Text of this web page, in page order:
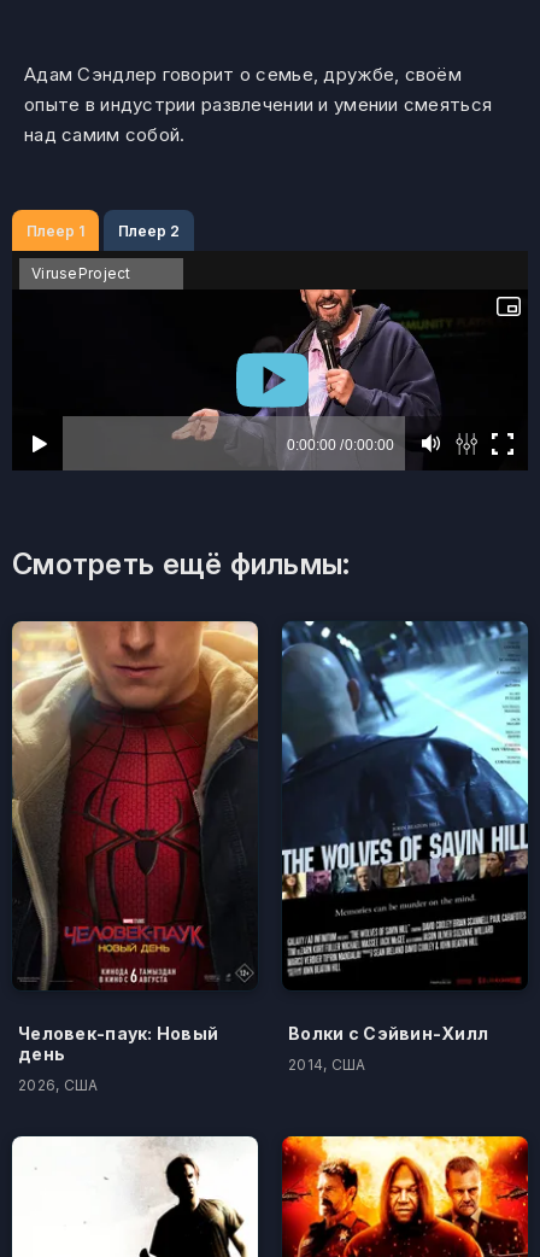
Адам Сэндлер говорит о семье, дружбе, своём
опыте в индустрии развлечении и умении смеяться
над самим собой.
Плеер 1 Плеер 2
ViruseProject
Смотреть ещё фильмы:
Человек-паук: Новый
день
2026, США
Волки с Сэйвин-Хилл
2014, США